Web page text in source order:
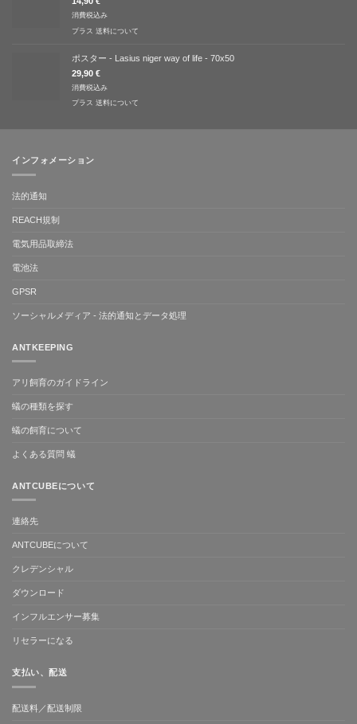
消費税込み
プラス 送料について
ポスター - Lasius niger way of life - 70x50
29,90 €
消費税込み
プラス 送料について
インフォメーション
法的通知
REACH規制
電気用品取締法
電池法
GPSR
ソーシャルメディア - 法的通知とデータ処理
ANTKEEPING
アリ飼育のガイドライン
蟻の種類を探す
蟻の飼育について
よくある質問 蟻
ANTCUBEについて
連絡先
ANTCUBEについて
クレデンシャル
ダウンロード
インフルエンサー募集
リセラーになる
支払い、配送
配送料／配送制限